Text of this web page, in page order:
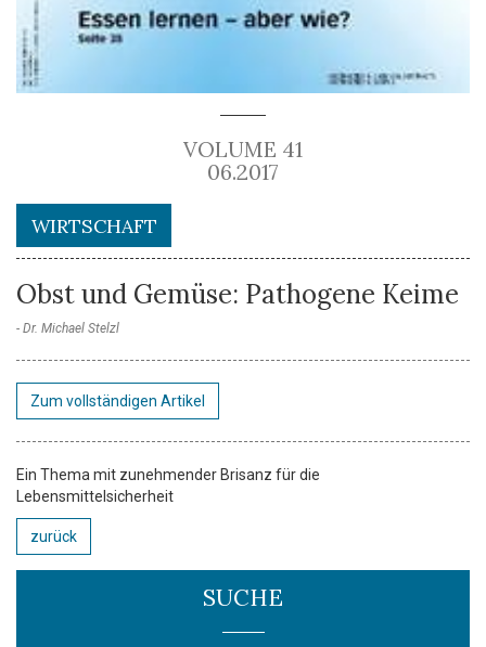
VOLUME 41
06.2017
WIRTSCHAFT
Obst und Gemüse: Pathogene Keime
Dr. Michael Stelzl
Zum vollständigen Artikel
Ein Thema mit zunehmender Brisanz für die
Lebensmittelsicherheit
zurück
SUCHE